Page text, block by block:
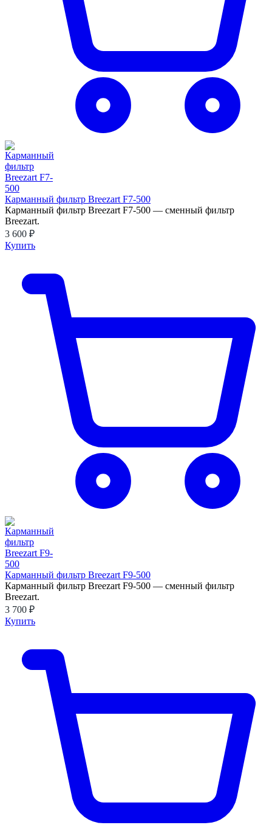
Карманный фильтр Breezart F7-500
Карманный фильтр Breezart F7-500 — сменный фильтр
Breezart.
3 600 ₽
Купить
Карманный фильтр Breezart F9-500
Карманный фильтр Breezart F9-500 — сменный фильтр
Breezart.
3 700 ₽
Купить